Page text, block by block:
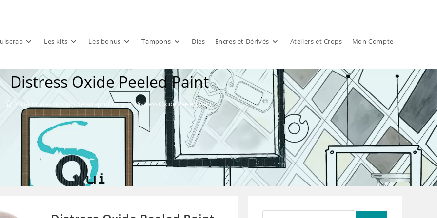
Les kits Les bonus Tampons Dies Encres et Dérivés Ateliers et Crops Mon Compte
Distress Oxide Peeled Paint
> Découvrez nos kits de scrapbooking > Distress Oxide Peeled Paint